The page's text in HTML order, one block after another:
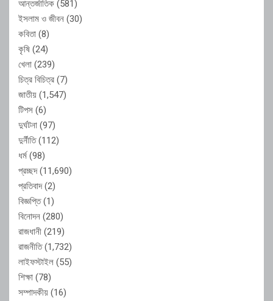
আন্তর্জাতিক (581)
ইসলাম ও জীবন (30)
কবিতা (8)
কৃষি (24)
খেলা (239)
চিত্র বিচিত্র (7)
জাতীয় (1,547)
টিপস (6)
দুর্ঘটনা (97)
দুর্নীতি(112)
ধর্ম(98)
প্রচ্ছদ(11,690)
প্রতিবাদ(2)
বিজ্ঞপ্তি(1)
বিনোদন (280)
রাজধানী (219)
রাজনীতি(1,732)
লাইফস্টাইল (55)
শিক্ষা (78)
সম্পাদকীয় (16)